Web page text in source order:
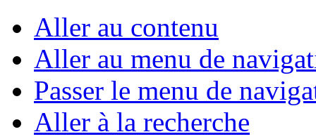
Aller au contenu
Aller au menu de
Passer le menu de
Aller à la recherche